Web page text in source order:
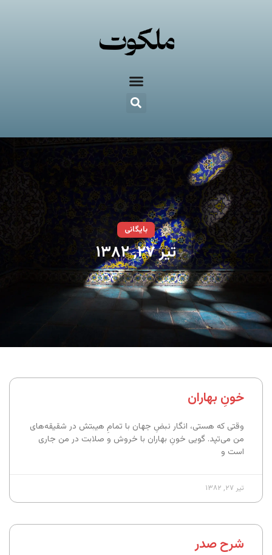
بایگانی
تیر ۲۷, ۱۳۸۲
خونِ بهاران
وقتی که هستی، انگار نبضِ جهان با تمامِ هیبتش در شقیقه‌های
من می‌تپد. گویی خونِ بهاران با خروش و صلابت در من جاری
است و
تیر ۲۷, ۱۳۸۲
شرح صدر